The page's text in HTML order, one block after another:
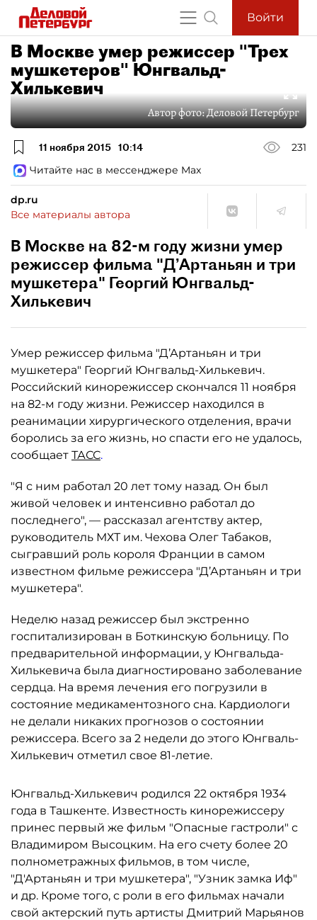
Войти
В Москве умер режиссер "Трех
мушкетеров" Юнгвальд-
Хилькевич
Автор фото:Деловой Петербург
11 ноября 2015 10:14
231
Читайте нас в мессенджере Max
dp.ru
Все материалы автора
В Москве на 82-м году жизни умер
режиссер фильма "Д’Артаньян и три
мушкетера" Георгий Юнгвальд-
Хилькевич
Умер режиссер фильма "Д’Артаньян и три
мушкетера" Георгий Юнгвальд-Хилькевич.
Российский кинорежиссер скончался 11 ноября
на 82-м году жизни. Режиссер находился в
реанимации хирургического отделения, врачи
боролись за его жизнь, но спасти его не удалось,
сообщает ТАСС.
"Я с ним работал 20 лет тому назад. Он был
живой человек и интенсивно работал до
последнего", — рассказал агентству актер,
руководитель МХТ им. Чехова Олег Табаков,
сыгравший роль короля Франции в самом
известном фильме режиссера "Д’Артаньян и три
мушкетера".
Неделю назад режиссер был экстренно
госпитализирован в Боткинскую больницу. По
предварительной информации, у Юнгвальда-
Хилькевича была диагностировано заболевание
сердца. На время лечения его погрузили в
состояние медикаментозного сна. Кардиологи
не делали никаких прогнозов о состоянии
режиссера. Всего за 2 недели до этого Юнгваль-
Хилькевич отметил свое 81-летие.
Юнгвальд-Хилькевич родился 22 октября 1934
года в Ташкенте. Известность кинорежиссеру
принес первый же фильм "Опасные гастроли" с
Владимиром Высоцким. На его счету более 20
полнометражных фильмов, в том числе,
"Д'Артаньян и три мушкетера", "Узник замка Иф"
и др. Кроме того, с роли в его фильмах начали
свой актерский путь артисты Дмитрий Марьянов